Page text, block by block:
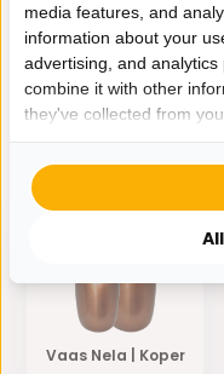
Specificaties
Delen
Eerder bekeken
Vaas Nela | Koper
media features, and
information about your
advertising, and
combine it with other
they've collected from